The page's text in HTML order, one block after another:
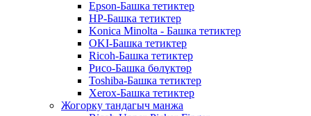
Epson-Башка тетиктер
HP-Башка тетиктер
Konica Minolta - Башка тетиктер
OKI-Башка тетиктер
Ricoh-Башка тетиктер
Рисо-Башка бөлүктөр
Toshiba-Башка тетиктер
Xerox-Башка тетиктер
Жогорку тандагыч манжа